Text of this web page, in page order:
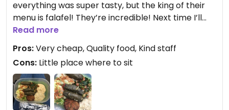
everything was super tasty, but the king of their
menu is falafel! They’re incredible! Next time I’ll
definitely get the falafel menu.
Prices are very good, you get a lot of food for little
money.
Staff is super friendly, I asked them to put food in
my container and they kindly did it.
The only side note is that there is not very much
place to sit, but I think the idea is to eat the panini
Read more
Pros:Very cheap, Quality food, Kind staff
Cons: Little place where to sit